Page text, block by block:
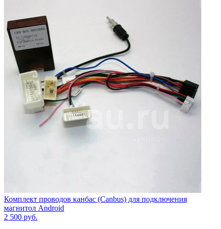
Комплект проводов канбас (Canbus) для подключения
магнитол Android
2 500 руб.